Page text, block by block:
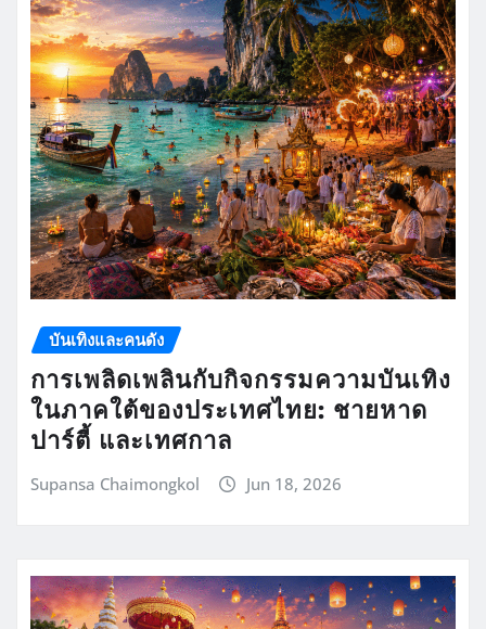
บันเทิงและคนดัง
การเพลิดเพลินกับกิจกรรมความบันเทิง
ในภาคใต้ของประเทศไทย: ชายหาด
ปาร์ตี้ และเทศกาล
Supansa Chaimongkol Jun 18, 2026